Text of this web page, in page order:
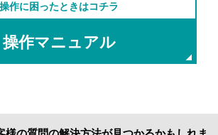
操作に困ったときはコチラ
操作マニュアル